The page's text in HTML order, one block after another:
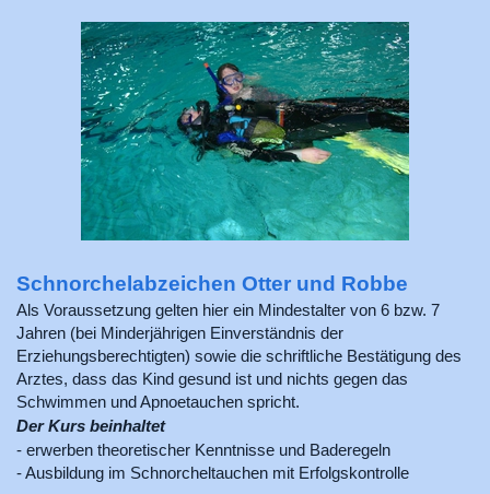
Schnorchelabzeichen Otter und Robbe
Als Voraussetzung gelten hier ein Mindestalter von 6 bzw. 7
Jahren (bei Minderjährigen Einverständnis der
Erziehungsberechtigten) sowie die schriftliche Bestätigung des
Arztes, dass das Kind gesund ist und nichts gegen das
Schwimmen und Apnoetauchen spricht.
Der Kurs beinhaltet
- erwerben theoretischer Kenntnisse und Baderegeln
- Ausbildung im Schnorcheltauchen mit Erfolgskontrolle